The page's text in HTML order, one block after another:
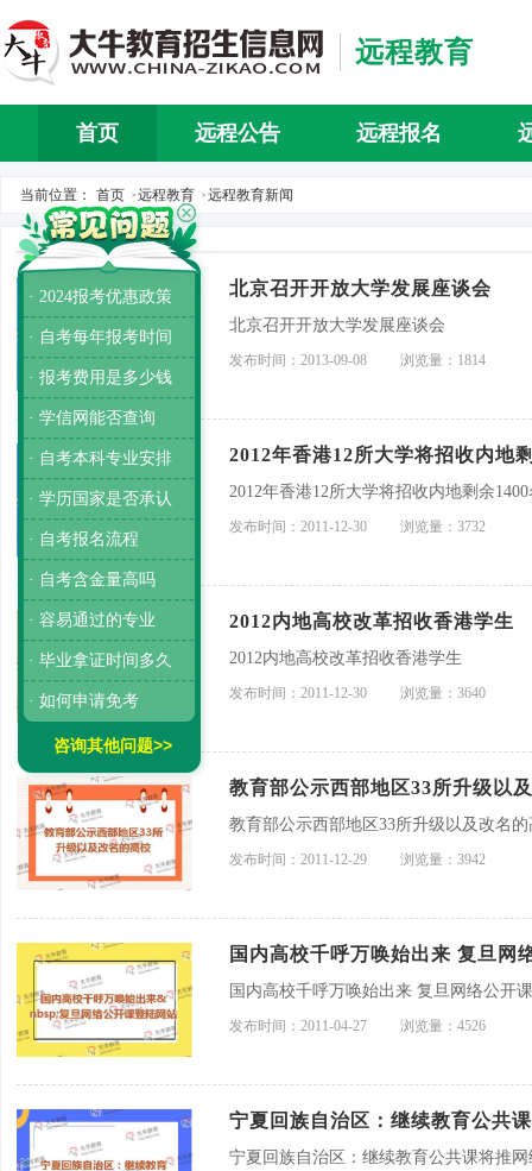
远程教育
首页 远程公告 远程报名
当前位置： 首页 > 远程教育 > 远程教育新闻
北京召开开放大学发展座谈会
北京召开开放大学发展座谈会
发布时间：2013-09-08 浏览量：1814
2012年香港12所大学将招收内地
2012年香港12所大学将招收内地剩余
发布时间：2011-12-30 浏览量：3732
2012内地高校改革招收香港学生
2012内地高校改革招收香港学生
发布时间：2011-12-30 浏览量：3640
教育部公示西部地区33所升级以
教育部公示西部地区33所升级以及改名的
发布时间：2011-12-29 浏览量：3942
国内高校千呼万唤始出来 复旦网
国内高校千呼万唤始出来 复旦网络公开
发布时间：2011-04-27 浏览量：4526
宁夏回族自治区：继续教育公共
宁夏回族自治区：继续教育公共课将推网
· 2024报考优惠政策
· 自考每年报考时间
· 报考费用是多少钱
· 学信网能否查询
· 自考本科专业安排
· 学历国家是否承认
· 自考报名流程
· 自考含金量高吗
· 容易通过的专业
· 毕业拿证时间多久
· 如何申请免考
咨询其他问题>>